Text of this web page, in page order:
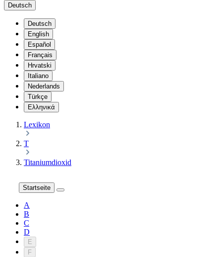
Deutsch
Deutsch
English
Español
Français
Hrvatski
Italiano
Nederlands
Türkçe
Ελληνικά
Lexikon
T
Titaniumdioxid
Startseite
A
B
C
D
E
F